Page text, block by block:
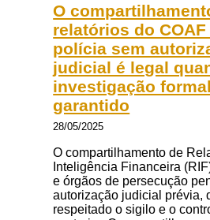
O
relatórios do
polícia sem
judicial é legal
investigação
garantido
28/05/2025
O compartilhamento de
Inteligência Financeira
e órgãos de persecução
autorização judicial prévia,
respeitado o sigilo e o